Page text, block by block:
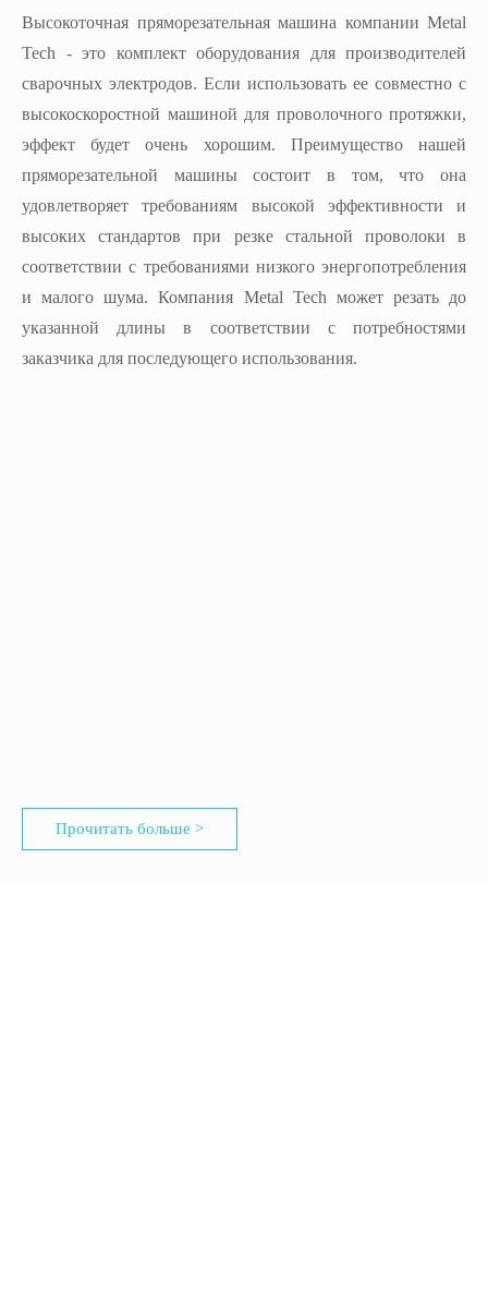
Высокоточная пряморезательная машина компании Metal
Tech - это комплект оборудования для производителей
сварочных электродов. Если использовать ее совместно с
высокоскоростной машиной для проволочного протяжки,
эффект будет очень хорошим. Преимущество нашей
пряморезательной машины состоит в том, что она
удовлетворяет требованиям высокой эффективности и
высоких стандартов при резке стальной проволоки в
соответствии с требованиями низкого энергопотребления
и малого шума. Компания Metal Tech может резать до
указанной длины в соответствии с потребностями
заказчика для последующего использования.
Прочитать больше >